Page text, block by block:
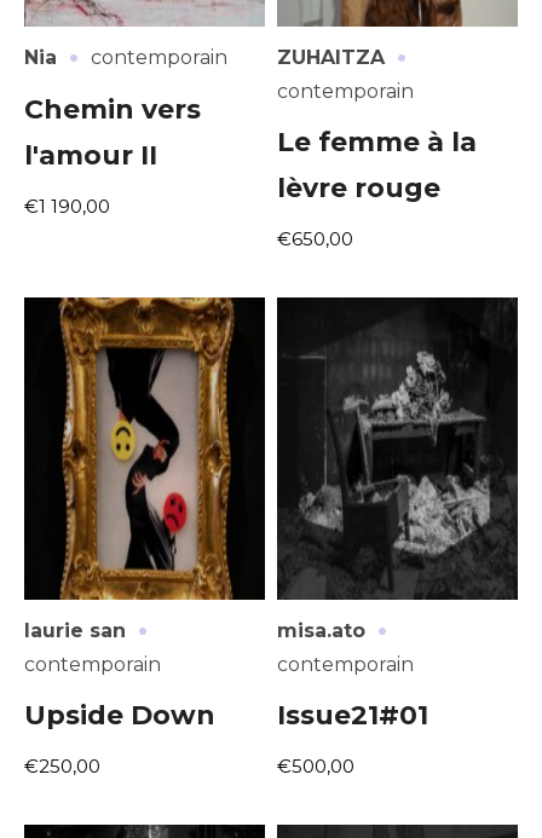
Nia · contemporain
Chemin vers
l'amour II
€1 190,00
ZUHAITZA ·
contemporain
Le femme à la
lèvre rouge
€650,00
laurie san ·
contemporain
Upside Down
€250,00
misa.ato ·
contemporain
Issue21#01
€500,00